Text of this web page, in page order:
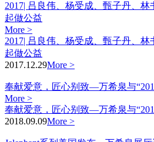
2017| 吕良伟、杨受成、甄子丹、
起做公益
More >
2017| 吕良伟、杨受成、甄子丹、
起做公益
2017.12.29More >
奉献爱意，匠心别致—万希泉与
More >
奉献爱意，匠心别致—万希泉与
2018.09.09More >